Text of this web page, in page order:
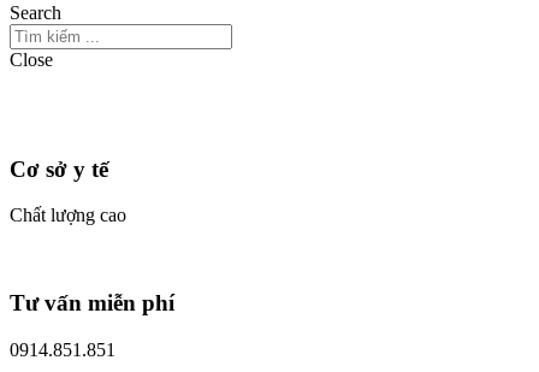
Search
Close
Cơ sở y tế
Chất lượng cao
Tư vấn miễn phí
0914.851.851